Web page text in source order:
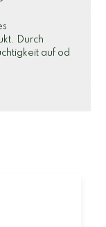
Durch
auf od